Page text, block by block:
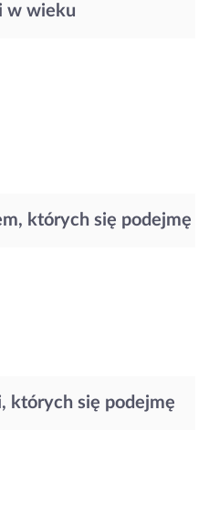
w wieku
których się podejmę
których się podejmę